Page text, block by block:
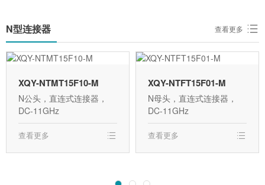
N型连接器 查看更多
XQY-NTMT15F10-M
N公头，直连式连接器，
DC-11GHz
查看更多
XQY-NTFT15F01-M
N母头，直连式连接器，
DC-11GHz
查看更多